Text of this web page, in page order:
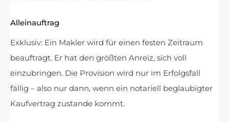
Alleinauftrag
Exklusiv: Ein Makler wird für einen festen Zeitraum
beauftragt. Er hat den größten Anreiz, sich voll
einzubringen. Die Provision wird nur im Erfolgsfall
fällig – also nur dann, wenn ein notariell beglaubigter
Kaufvertrag zustande kommt.